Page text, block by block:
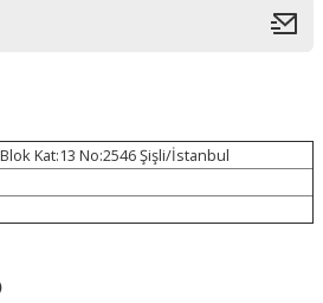
Kat:13 No:2546 Şişli/İstanbul